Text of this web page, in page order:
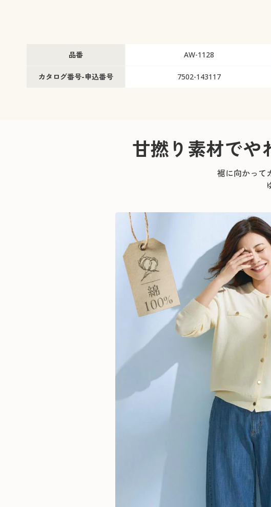
品番 AW-1128
カタログ番号-申込番号 7502-143117
甘撚り素材でや
裾に向かって